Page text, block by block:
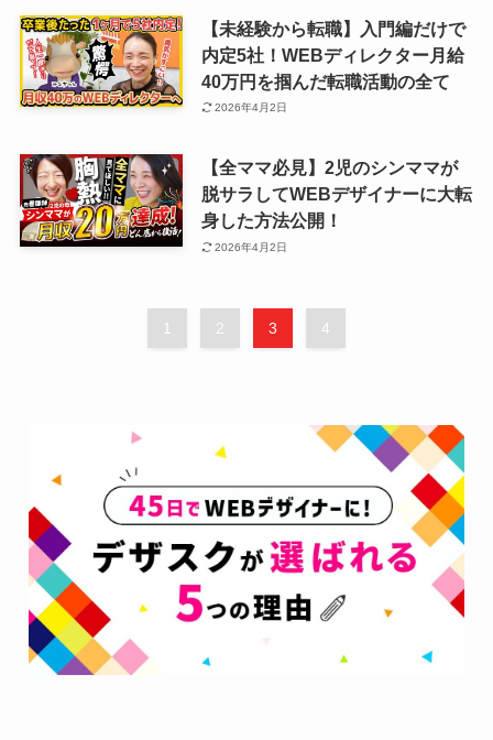
【未経験から転職】入門編だけで
内定5社！WEBディレクター月給
40万円を掴んだ転職活動の全て
2026年4月2日
【全ママ必見】2児のシンママが
脱サラしてWEBデザイナーに大転
身した方法公開！
2026年4月2日
1 2 3 4